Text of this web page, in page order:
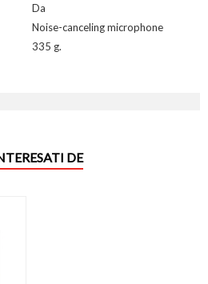
Da
Noise-canceling microphone
335 g.
DE